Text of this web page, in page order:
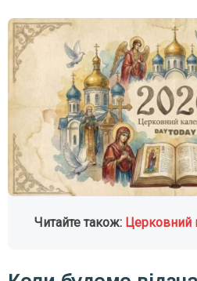
Читайте також: Церковний